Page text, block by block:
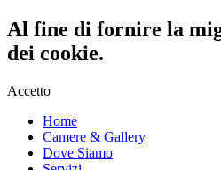
Al fine di fornire la
dei cookie.
Accetto
Home
Camere & Gallery
Dove Siamo